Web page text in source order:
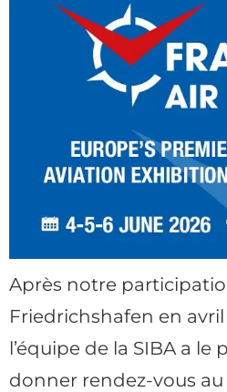
Après notre
Friedrichshafen en
l’équipe de la SIBA a le
donner rendez-vous au